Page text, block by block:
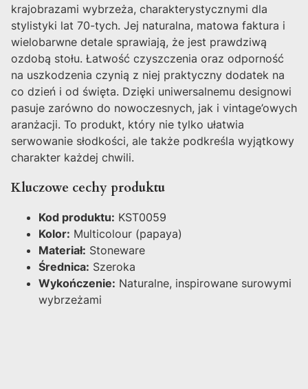
krajobrazami wybrzeża, charakterystycznymi dla
stylistyki lat 70-tych. Jej naturalna, matowa faktura i
wielobarwne detale sprawiają, że jest prawdziwą
ozdobą stołu. Łatwość czyszczenia oraz odporność
na uszkodzenia czynią z niej praktyczny dodatek na
co dzień i od święta. Dzięki uniwersalnemu designowi
pasuje zarówno do nowoczesnych, jak i vintage’owych
aranżacji. To produkt, który nie tylko ułatwia
serwowanie słodkości, ale także podkreśla wyjątkowy
charakter każdej chwili.
Kluczowe cechy produktu
Kod produktu: KST0059
Kolor: Multicolour (papaya)
Materiał: Stoneware
Średnica: Szeroka
Wykończenie: Naturalne, inspirowane surowymi
wybrzeżami